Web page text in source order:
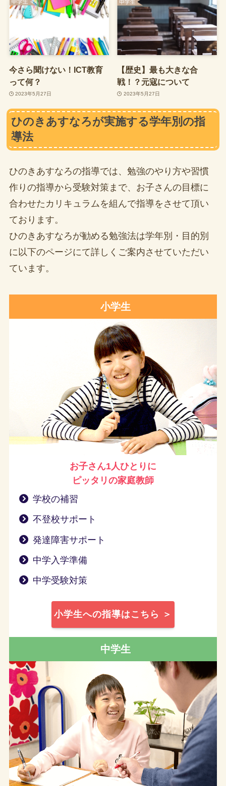
今さら聞けない！ICT教育
って何？
2023年5月27日
【歴史】最も大きな合
戦！？元寇について
2023年5月27日
ひのきあすなろが実施する学年別の指
導法
ひのきあすなろの指導では、勉強のやり方や習慣
作りの指導から受験対策まで、お子さんの目標に
合わせたカリキュラムを組んで指導をさせて頂い
ております。
ひのきあすなろが勧める勉強法は学年別・目的別
に以下のページにて詳しくご案内させていただい
ています。
小学生
お子さん1人ひとりに
ピッタリの家庭教師
学校の補習
不登校サポート
発達障害サポート
中学入学準備
中学受験対策
小学生への指導はこちら ＞
中学生